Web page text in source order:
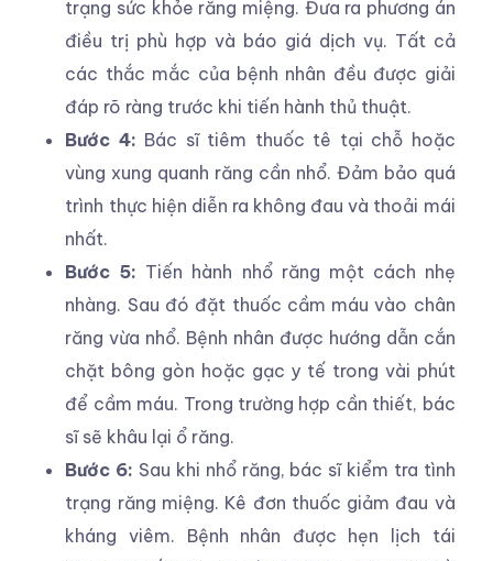
trạng sức khỏe răng miệng. Đưa ra phương án
điều trị phù hợp và báo giá dịch vụ. Tất cả
các thắc mắc của bệnh nhân đều được giải
đáp rõ ràng trước khi tiến hành thủ thuật.
Bước 4: Bác sĩ tiêm thuốc tê tại chỗ hoặc
vùng xung quanh răng cần nhổ. Đảm bảo quá
trình thực hiện diễn ra không đau và thoải mái
nhất.
Bước 5: Tiến hành nhổ răng một cách nhẹ
nhàng. Sau đó đặt thuốc cầm máu vào chân
răng vừa nhổ. Bệnh nhân được hướng dẫn cắn
chặt bông gòn hoặc gạc y tế trong vài phút
để cầm máu. Trong trường hợp cần thiết, bác
sĩ sẽ khâu lại ổ răng.
Bước 6:Sau khi nhổ răng, bác sĩ kiểm tra tình
trạng răng miệng. Kê đơn thuốc giảm đau và
kháng viêm. Bệnh nhân được hẹn lịch tái